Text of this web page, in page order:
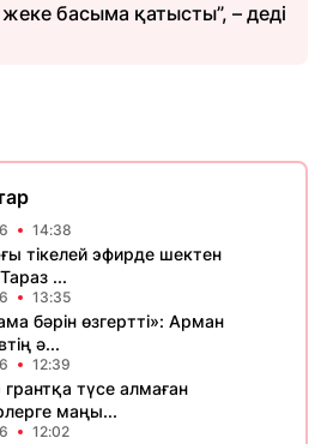
жеке басыма қатысты”, – деді
14:38
тікелей эфирде шектен
...
13:35
бәрін өзгертті»: Арман
ә...
12:39
түсе алмаған
маңы...
12:02